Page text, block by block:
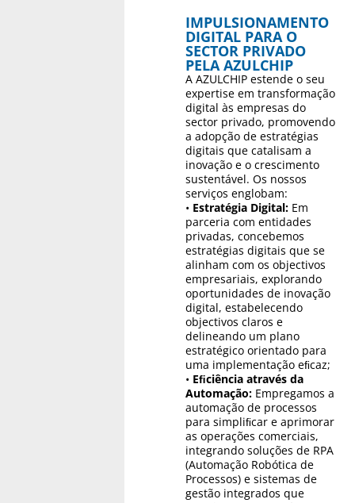
IMPULSIONAMENTO
DIGITAL PARA O
SECTOR PRIVADO
PELA AZULCHIP
A AZULCHIP estende o seu
expertise em transformação
digital às empresas do
sector privado, promovendo
a adopção de estratégias
digitais que catalisam a
inovação e o crescimento
sustentável. Os nossos
serviços englobam:
• Estratégia Digital: Em
parceria com entidades
privadas, concebemos
estratégias digitais que se
alinham com os objectivos
empresariais, explorando
oportunidades de inovação
digital, estabelecendo
objectivos claros e
delineando um plano
estratégico orientado para
uma implementação eﬁcaz;
• Eﬁciência através da
Automação: Empregamos a
automação de processos
para simpliﬁcar e aprimorar
as operações comerciais,
integrando soluções de RPA
(Automação Robótica de
Processos) e sistemas de
gestão integrados que